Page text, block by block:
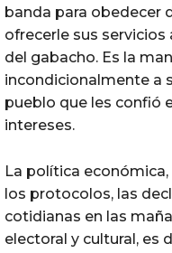
banda para obedecer
ofrecerle sus
del gabacho. Es la
incondicionalmente a
pueblo que les confió
intereses.
La política
los protocolos, las
cotidianas en las
electoral y cultural, es